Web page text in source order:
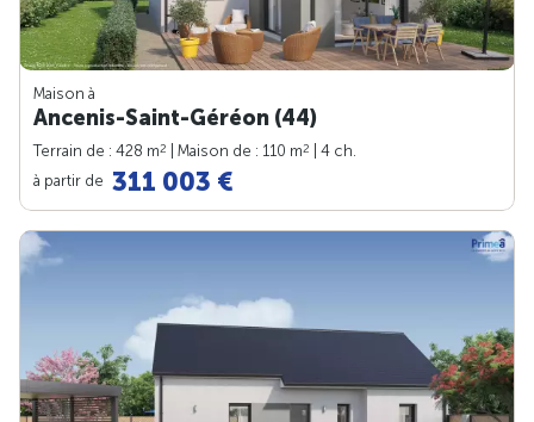
Maison à
Ancenis-Saint-Géréon (44)
Terrain de : 428 m2 | Maison de : 110 m2
| 4 ch.
à partir de 311 003 €